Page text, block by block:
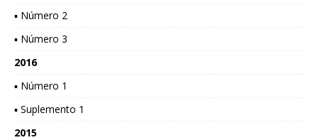
▪ Número 2
▪ Número 3
2016
▪ Número 1
▪ Suplemento 1
2015